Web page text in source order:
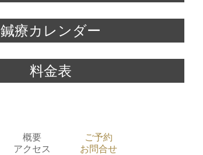
鍼療カレンダー
料金表
概要
アクセス
ご予約
お問合せ